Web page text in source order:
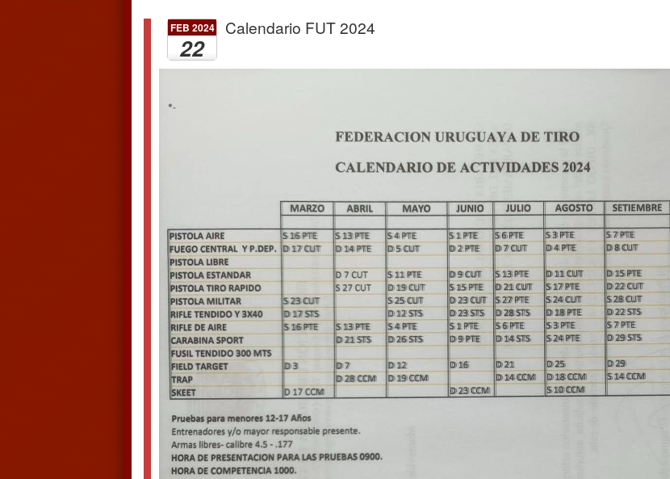
FEB 2024
22
Calendario FUT 2024